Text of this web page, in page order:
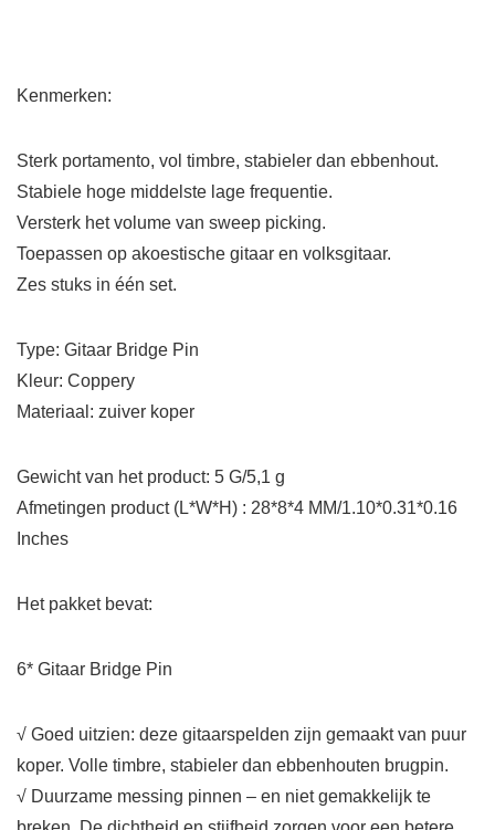
Kenmerken:
Sterk portamento, vol timbre, stabieler dan ebbenhout.
Stabiele hoge middelste lage frequentie.
Versterk het volume van sweep picking.
Toepassen op akoestische gitaar en volksgitaar.
Zes stuks in één set.
Type: Gitaar Bridge Pin
Kleur: Coppery
Materiaal: zuiver koper
Gewicht van het product: 5 G/5,1 g
Afmetingen product (L*W*H) : 28*8*4 MM/1.10*0.31*0.16
Inches
Het pakket bevat:
6* Gitaar Bridge Pin
√ Goed uitzien: deze gitaarspelden zijn gemaakt van puur
koper. Volle timbre, stabieler dan ebbenhouten brugpin.
√ Duurzame messing pinnen – en niet gemakkelijk te